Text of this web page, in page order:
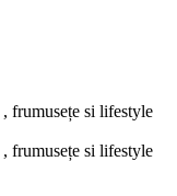
frumusețe si lifestyle
frumusețe si lifestyle